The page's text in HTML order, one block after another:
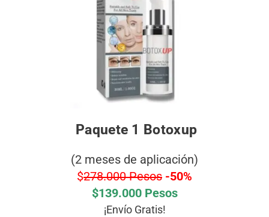
Paquete 1 Botoxup
(2 meses de aplicación)
$278.000 Pesos -50%
$139.000 Pesos
¡Envío Gratis!